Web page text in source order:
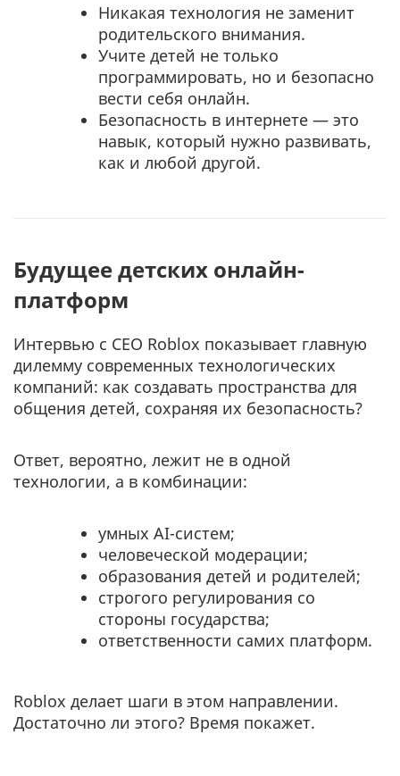
Никакая технология не заменит
родительского внимания.
Учите детей не только
программировать, но и безопасно
вести себя онлайн.
Безопасность в интернете — это
навык, который нужно развивать,
как и любой другой.
Будущее детских онлайн-
платформ
Интервью с CEO Roblox показывает главную
дилемму современных технологических
компаний: как создавать пространства для
общения детей, сохраняя их безопасность?
Ответ, вероятно, лежит не в одной
технологии, а в комбинации:
умных AI-систем;
человеческой модерации;
образования детей и родителей;
строгого регулирования со
стороны государства;
ответственности самих платформ.
Roblox делает шаги в этом направлении.
Достаточно ли этого? Время покажет.